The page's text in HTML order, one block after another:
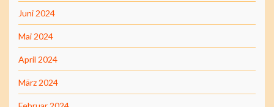
Juni 2024
Mai 2024
April 2024
März 2024